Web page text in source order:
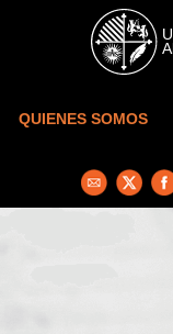
Skip to main content
QUIENES SOMOS